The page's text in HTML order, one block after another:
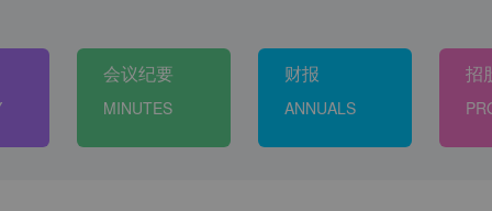
会议纪要
MINUTES
财报
ANNUALS
招